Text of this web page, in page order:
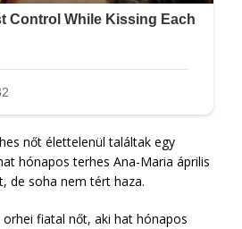
nőt élettelenül találtak egy
hónapos terhes Ana-Maria április
de soha nem tért haza.
fiatal nőt, aki hat hónapos